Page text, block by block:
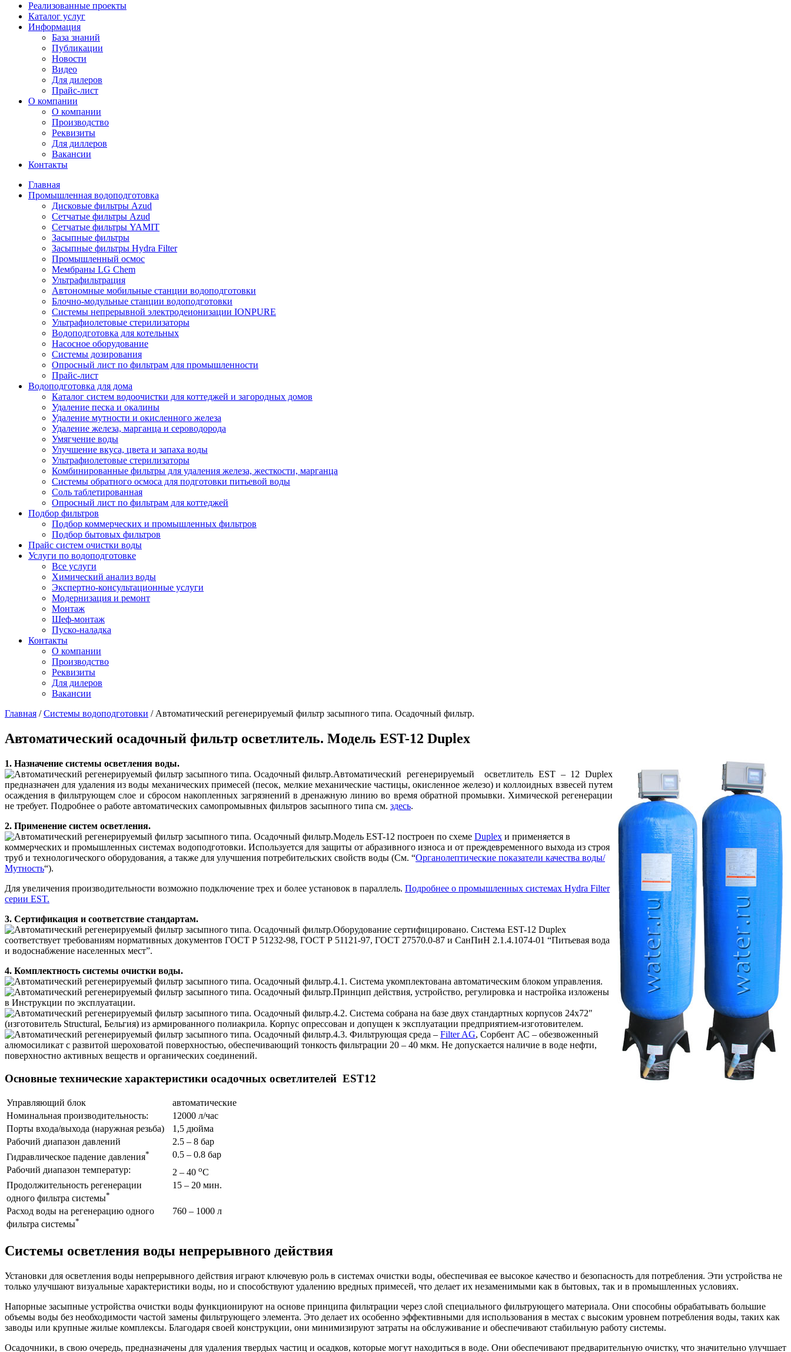
Реализованные проекты
Каталог услуг
Информация
База знаний
Публикации
Новости
Видео
Для дилеров
Прайс-лист
О компании
О компании
Производство
Реквизиты
Для диллеров
Вакансии
Контакты
Главная
Промышленная водоподготовка
Дисковые фильтры Azud
Сетчатые фильтры Azud
Сетчатые фильтры YAMIT
Засыпные фильтры
Засыпные фильтры Hydra Filter
Промышленный осмос
Мембраны LG Chem
Ультрафильтрация
Автономные мобильные станции водоподготовки
Блочно-модульные станции водоподготовки
Системы непрерывной электродеионизации IONPURE
Ультрафиолетовые стерилизаторы
Водоподготовка для котельных
Насосное оборудование
Системы дозирования
Опросный лист по фильтрам для промышленности
Прайс-лист
Водоподготовка для дома
Каталог систем водоочистки для коттеджей и загородных домов
Удаление песка и окалины
Удаление мутности и окисленного железа
Удаление железа, марганца и сероводорода
Умягчение воды
Улучшение вкуса, цвета и запаха воды
Ультрафиолетовые стерилизаторы
Комбинированные фильтры для удаления железа, жесткости, марганца
Системы обратного осмоса для подготовки питьевой воды
Соль таблетированная
Опросный лист по фильтрам для коттеджей
Подбор фильтров
Подбор коммерческих и промышленных фильтров
Подбор бытовых фильтров
Прайс систем очистки воды
Услуги по водоподготовке
Все услуги
Химический анализ воды
Экспертно-консультационные услуги
Модернизация и ремонт
Монтаж
Шеф-монтаж
Пуско-наладка
Контакты
О компании
Производство
Реквизиты
Для дилеров
Вакансии
Главная /Системы водоподготовки / Автоматический регенерируемый фильтр засыпного типа. Осадочный фильтр.
Автоматический осадочный фильтр осветлитель. Модель EST-12 Duplex
1. Назначение системы осветления воды.
Автоматический регенерируемый осветлитель EST – 12 Duplex
предназначен для удаления из воды механических примесей (песок, мелкие механические частицы, окисленное железо) и коллоидных взвесей путем
осаждения в фильтрующем слое и сбросом накопленных загрязнений в дренажную линию во время обратной промывки. Химической регенерации
не требует. Подробнее о работе автоматических самопромывных фильтров засыпного типа см. здесь.
2. Применение систем осветления.
Модель EST-12 построен по схеме Duplex и применяется в
коммерческих и промышленных системах водоподготовки. Используется для защиты от абразивного износа и от преждевременного выхода из строя
труб и технологического оборудования, а также для улучшения потребительских свойств воды (См. “Органолептические показатели качества воды/
Мутность“).
Для увеличения производительности возможно подключение трех и более установок в параллель. Подробнее о промышленных системах Hydra Filter
серии EST.
3. Сертификация и соответствие стандартам.
Оборудование сертифицировано. Система EST-12 Duplex
соответствует требованиям нормативных документов ГОСТ Р 51232-98, ГОСТ Р 51121-97, ГОСТ 27570.0-87 и СанПиН 2.1.4.1074-01 “Питьевая вода
и водоснабжение населенных мест”.
4. Комплектность системы очистки воды.
4.1. Система укомплектована автоматическим блоком управления.
Принцип действия, устройство, регулировка и настройка изложены
в Инструкции по эксплуатации.
4.2. Система собрана на базе двух стандартных корпусов 24х72″
(изготовитель Structural, Бельгия) из армированного полиакрила. Корпус опрессован и допущен к эксплуатации предприятием-изготовителем.
4.3. Фильтрующая среда – Filter AG, Сорбент АС – обезвоженный
алюмосиликат с развитой шероховатой поверхностью, обеспечивающий тонкость фильтрации 20 – 40 мкм. Не допускается наличие в воде нефти,
поверхностно активных веществ и органических соединений.
Основные технические характеристики осадочных осветлителей EST12
Управляющий блок
автоматические
Номинальная производительность:
12000 л/час
Порты входа/выхода (наружная резьба)
1,5 дюйма
Рабочий диапазон давлений
2.5 – 8 бар
Гидравлическое падение давления*
0.5 – 0.8 бар
Рабочий диапазон температур:
2 – 40 oС
Продолжительность регенерации
одного фильтра системы*
15 – 20 мин.
Расход воды на регенерацию одного
фильтра системы*
760 – 1000 л
Системы осветления воды непрерывного действия
Установки для осветления воды непрерывного действия играют ключевую роль в системах очистки воды, обеспечивая ее высокое качество и безопасность для потребления. Эти устройства не
только улучшают визуальные характеристики воды, но и способствуют удалению вредных примесей, что делает их незаменимыми как в бытовых, так и в промышленных условиях.
Напорные засыпные устройства очистки воды функционируют на основе принципа фильтрации через слой специального фильтрующего материала. Они способны обрабатывать большие
объемы воды без необходимости частой замены фильтрующего элемента. Это делает их особенно эффективными для использования в местах с высоким уровнем потребления воды, таких как
заводы или крупные жилые комплексы. Благодаря своей конструкции, они минимизируют затраты на обслуживание и обеспечивают стабильную работу системы.
Осадочники, в свою очередь, предназначены для удаления твердых частиц и осадков, которые могут находиться в воде. Они обеспечивают предварительную очистку, что значительно улучшает